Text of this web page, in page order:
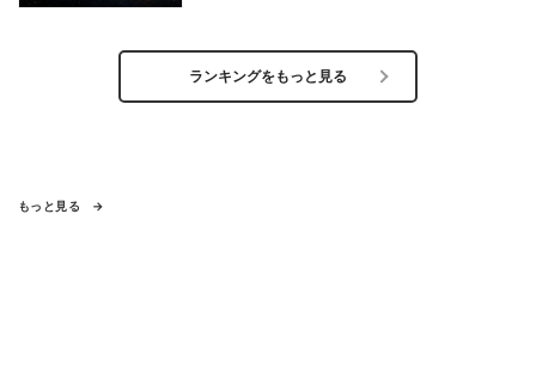
ランキングをもっと見る
もっと見る